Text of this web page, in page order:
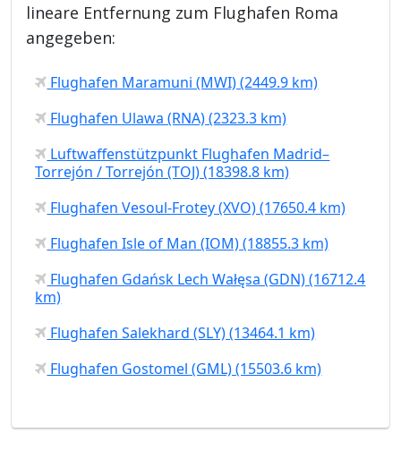
lineare Entfernung zum Flughafen Roma
angegeben:
Flughafen Maramuni (MWI) (2449.9 km)
Flughafen Ulawa (RNA) (2323.3 km)
Luftwaffenstützpunkt Flughafen Madrid–
Torrejón / Torrejón (TOJ) (18398.8 km)
Flughafen Vesoul-Frotey (XVO) (17650.4 km)
Flughafen Isle of Man (IOM) (18855.3 km)
Flughafen Gdańsk Lech Wałęsa (GDN) (16712.4
km)
Flughafen Salekhard (SLY) (13464.1 km)
Flughafen Gostomel (GML) (15503.6 km)